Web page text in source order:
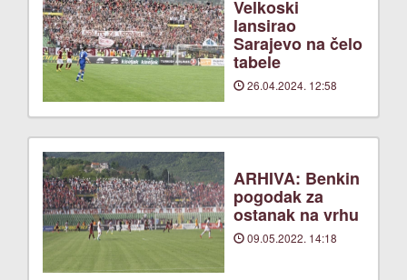
Velkoski
lansirao
Sarajevo na čelo
tabele
26.04.2024. 12:58
ARHIVA: Benkin
pogodak za
ostanak na vrhu
09.05.2022. 14:18